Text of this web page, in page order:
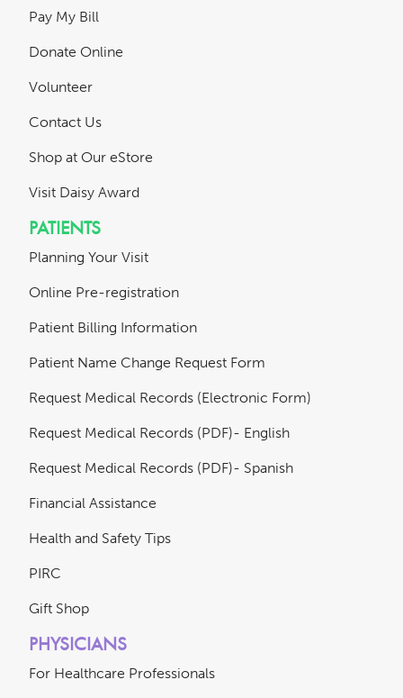
Pay My Bill
Donate Online
Volunteer
Contact Us
Shop at Our eStore
Visit Daisy Award
PATIENTS
Planning Your Visit
Online Pre-registration
Patient Billing Information
Patient Name Change Request Form
Request Medical Records (Electronic Form)
Request Medical Records (PDF)- English
Request Medical Records (PDF)- Spanish
Financial Assistance
Health and Safety Tips
PIRC
Gift Shop
PHYSICIANS
For Healthcare Professionals